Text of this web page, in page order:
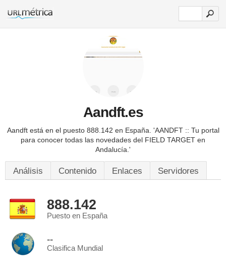
Aandft.es
Aandft está en el puesto 888.142 en España. 'AANDFT :: Tu portal
para conocer todas las novedades del FIELD TARGET en
Andalucía.'
Análisis Contenido Enlaces Servidores
888.142
Puesto en España
--
Clasifica Mundial